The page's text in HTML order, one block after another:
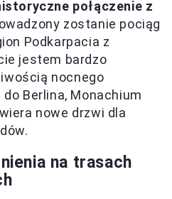
połączenie z
zostanie pociąg
Podkarpacia z
jestem bardzo
nocnego
Berlina, Monachium
nowe drzwi dla
na trasach